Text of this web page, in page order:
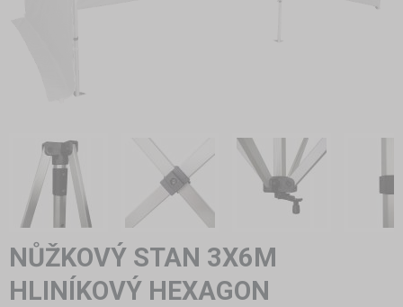
NŮŽKOVÝ STAN 3X6M
HLINÍKOVÝ HEXAGON